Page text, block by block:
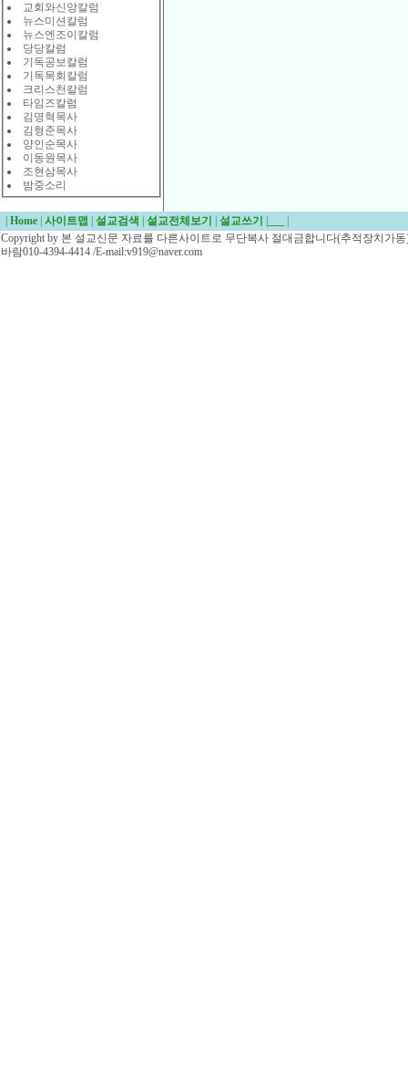
교회와신앙칼럼
뉴스미션칼럼
뉴스엔조이칼럼
당당칼럼
기독공보칼럼
기독목회칼럼
크리스천칼럼
타임즈칼럼
김명혁목사
김형준목사
양인순목사
이동원목사
조현삼목사
밤중소리
Home 사이트맵 설교검색 설교전체보기 설교쓰기
Copyright by 본 설교신문 자료를 다른사이트로 무단복사 절대금합니다(추적장치가
바람010-4394-4414 /E-mail:v919@naver.com